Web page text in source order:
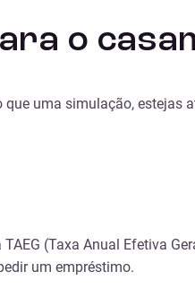
o
uma simulação, estejas
(Taxa Anual Efetiva
um empréstimo.